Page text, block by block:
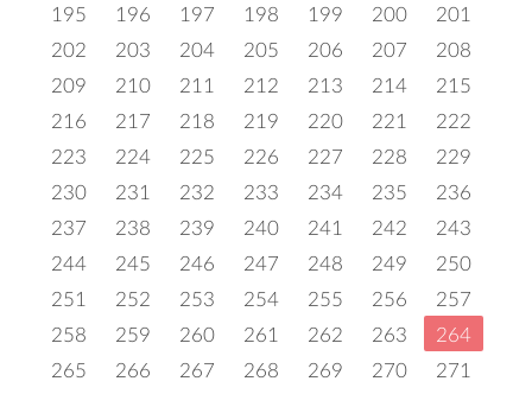
195
196 197 198 199 200
201
202
203 204 205 206 207
208
209
210 211 212 213 214
215
216
217 218 219 220 221
222
223
224 225 226 227 228
229
230
231 232 233 234 235
236
237
238 239 240 241 242
243
244
245 246 247 248 249
250
251
252 253 254 255 256
257
258
259 260 261 262 263
264
265
266 267 268 269 270
271